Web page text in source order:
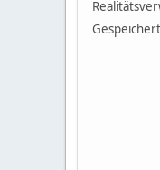
Gespeichert